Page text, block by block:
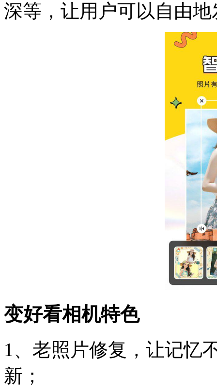
深等，让用户可以自由
变好看相机特色
1、老照片修复，让记忆
新；